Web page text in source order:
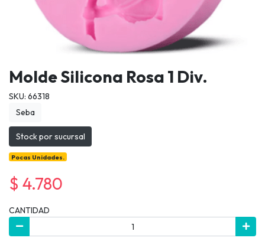
Molde Silicona Rosa 1 Div.
SKU: 66318
Seba
Stock por sucursal
Pocas Unidades.
$ 4.780
CANTIDAD